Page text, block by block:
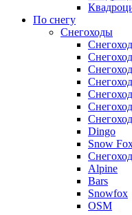
По снегу
Снегоходы
Dingo
Snow
Alpine
Bars
Snowfox
OSM